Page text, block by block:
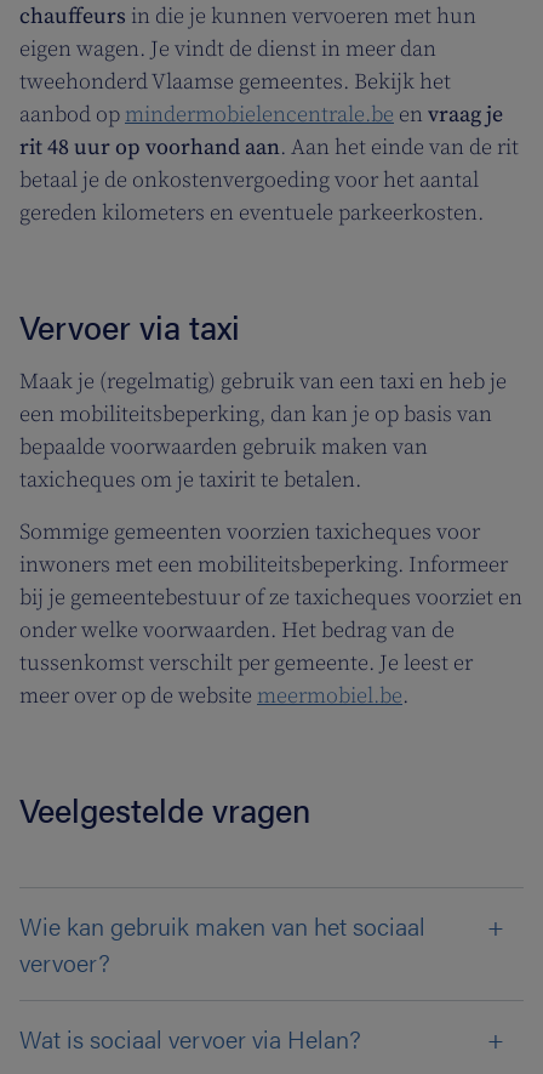
chauffeurs in die je kunnen vervoeren met hun
eigen wagen. Je vindt de dienst in meer dan
tweehonderd Vlaamse gemeentes. Bekijk het
aanbod op mindermobielencentrale.be en vraag je
rit 48 uur op voorhand aan. Aan het einde van de rit
betaal je de onkostenvergoeding voor het aantal
gereden kilometers en eventuele parkeerkosten.
Vervoer via taxi
Maak je (regelmatig) gebruik van een taxi en heb je
een mobiliteitsbeperking, dan kan je op basis van
bepaalde voorwaarden gebruik maken van
taxicheques om je taxirit te betalen.
Sommige gemeenten voorzien taxicheques voor
inwoners met een mobiliteitsbeperking. Informeer
bij je gemeentebestuur of ze taxicheques voorziet en
onder welke voorwaarden. Het bedrag van de
tussenkomst verschilt per gemeente. Je leest er
meer over op de website meermobiel.be.
Veelgestelde vragen
Wie kan gebruik maken van het sociaal
vervoer?
Wat is sociaal vervoer via Helan?